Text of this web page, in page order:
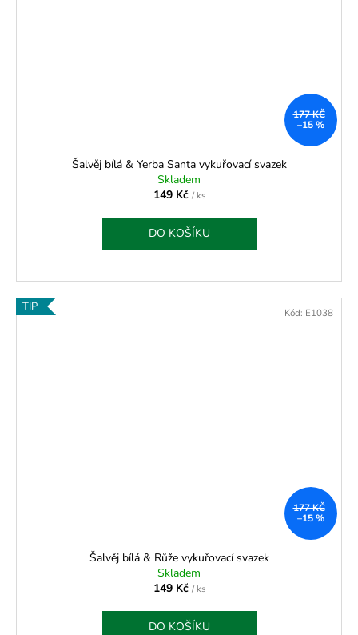
177 KČ
–15 %
Šalvěj bílá & Yerba Santa vykuřovací svazek
Skladem
149 Kč / ks
DO KOŠÍKU
TIP
177 KČ
–15 %
Šalvěj bílá & Růže vykuřovací svazek
Skladem
149 Kč / ks
DO KOŠÍKU
Kód: E1038